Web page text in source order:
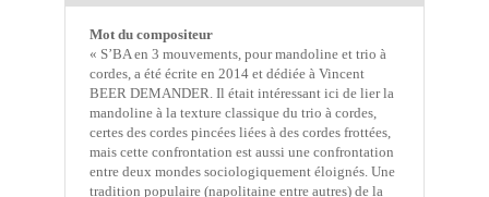
Mot du compositeur
« S’BA en 3 mouvements, pour mandoline et trio à
cordes, a été écrite en 2014 et dédiée à Vincent
BEER DEMANDER. Il était intéressant ici de lier la
mandoline à la texture classique du trio à cordes,
certes des cordes pincées liées à des cordes frottées,
mais cette confrontation est aussi une confrontation
entre deux mondes sociologiquement éloignés. Une
tradition populaire (napolitaine entre autres) de la